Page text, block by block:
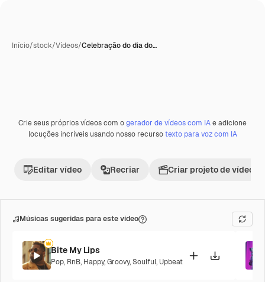
Início/stock/Vídeos/Celebração do dia do…
PremiumGerada com IA
Crie seus próprios vídeos com ogerador de vídeos com IAe adicione
locuções incríveis usando nosso recursotexto para voz com IA
Editar vídeo Recriar Criar projeto de vídeo
Músicas sugeridas para este vídeo
Bite My Lips
Pop, RnB, Happy,Groovy,Soulful, Upbeat